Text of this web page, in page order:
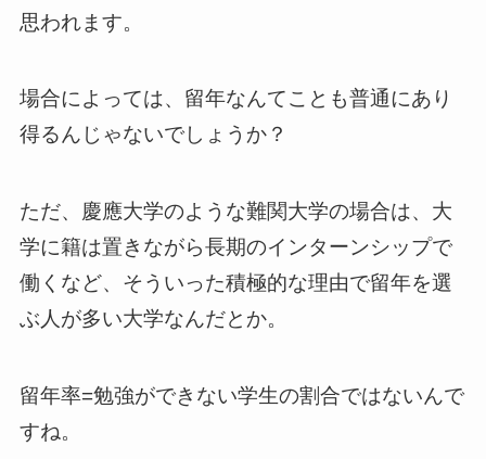
思われます。
場合によっては、留年なんてことも普通にあり
得るんじゃないでしょうか？
ただ、 慶應大学のような難関大学の場合は、大
学に籍は置きながら長期のインターンシップで
働くなど、そういった積極的な理由で留年を選
ぶ人が多い大学なんだとか。
留年率=勉強ができない学生の割合ではないんで
すね。